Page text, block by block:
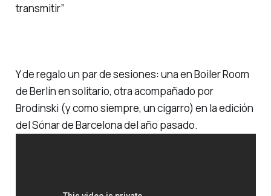
transmitir”
Y de regalo un par de sesiones: una en Boiler Room
de Berlín en solitario, otra acompañado por
Brodinski (y como siempre, un cigarro) en la edición
del Sónar de Barcelona del año pasado.